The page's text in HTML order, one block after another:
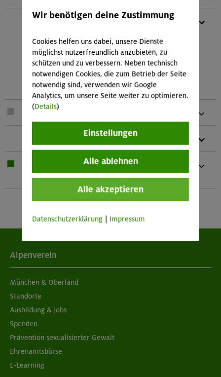
Kletterbasisset (bestehend aus: 1
Plattenfunktion 2 HMS-Schraubkarabiner 1
HMS-SafeBiner 5 Expressschlingen 3
Normalkarabiner 2 Schlingen vernäht (2x
120 cm) 1 Kurzprusik (vernäht 30 cm) 2
Reepschnüre (2,0 und 4,0 m Länge))
HMS-Schraubkarabiner
Bei Übernachtung: Hüttenschlafsack,
Waschzeug Und kleines Handtuch
Alpenverein
München & Oberland
Standorte
Ausbildung & Jobs
Spenden
Prävention sexualisierter Gewalt
Ehrenamtsbörse
E-Learning
Wir benötigen deine Zustimmung
Cookies helfen uns dabei, unsere Dienste
möglichst nutzerfreundlich anzubieten, zu
schützen und zu verbessern. Neben technisch
notwendigen Cookies, die zum Betrieb der Seite
notwendig sind, verwenden wir Google
Analytics, um unsere Seite weiter zu optimieren.
(Details)
Einstellungen
Alle ablehnen
Alle akzeptieren
Datenschutzerklärung Impressum